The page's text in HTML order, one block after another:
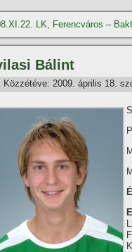
LK, Ferencváros –
Bálint
Közzétéve: 2009. április 18.